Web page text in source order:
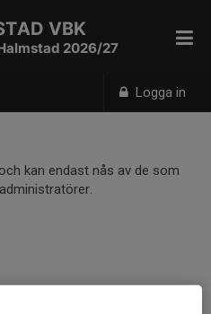
Logga in
VBK
2026/27
kan endast nås av de som